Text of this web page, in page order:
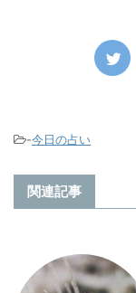
-今日の占い
関連記事